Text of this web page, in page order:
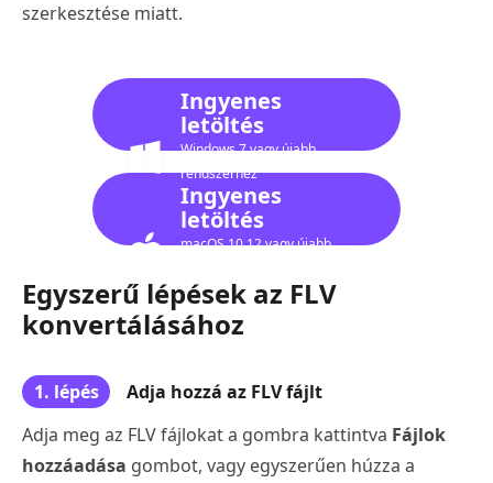
szerkesztése miatt.
Ingyenes
letöltés
Windows 7 vagy újabb
rendszerhez
Ingyenes
letöltés
macOS 10.12 vagy újabb
Egyszerű lépések az FLV
konvertálásához
1. lépés
Adja hozzá az FLV fájlt
Adja meg az FLV fájlokat a gombra kattintva Fájlok
hozzáadása gombot, vagy egyszerűen húzza a